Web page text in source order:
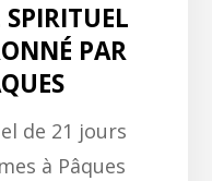
PAR
de 21 jours
à Pâques